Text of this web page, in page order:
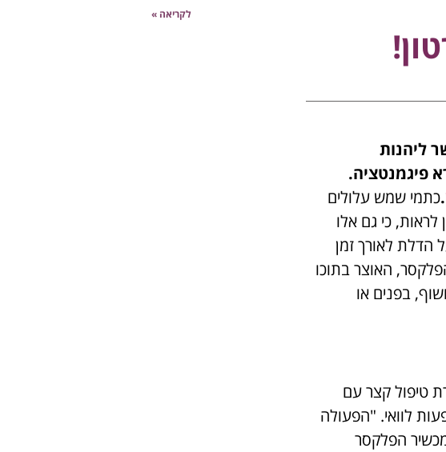
ליהנות
פיגמנטציה.
.כתמי שמש עלולים
כי גם אלו
הדלת לאורך זמן
האוצר בתוכו
בפנים או
טיפול קצר עם
לוואי. "הפעולה
הפלקסר
לקריאה »